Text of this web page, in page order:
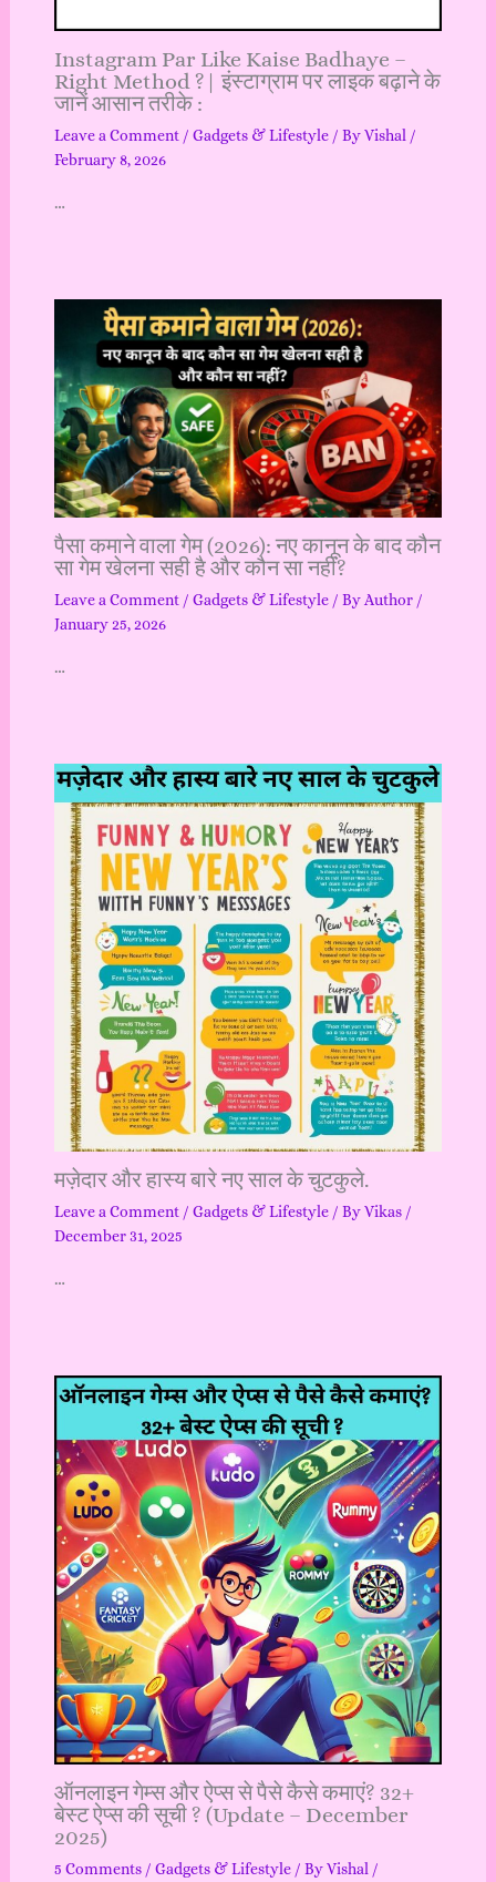
Instagram Par Like Kaise Badhaye –
Right Method ?| इंस्टाग्राम पर लाइक बढ़ाने के
जानें आसान तरीके :
Leave a Comment / Gadgets & Lifestyle/ ByVishal /
February 8, 2026
…
पैसा कमाने वाला गेम (2026): नए कानून के बाद कौन
सा गेम खेलना सही है और कौन सा नहीं?
Leave a Comment / Gadgets & Lifestyle/ By Author /
January 25, 2026
…
मज़ेदार और हास्य बारे नए साल के चुटकुले.
Leave a Comment / Gadgets & Lifestyle/ ByVikas /
December 31, 2025
…
ऑनलाइन गेम्स और ऐप्स से पैसे कैसे कमाएं? 32+
बेस्ट ऐप्स की सूची ? (Update – December
2025)
5 Comments / Gadgets & Lifestyle/ ByVishal /